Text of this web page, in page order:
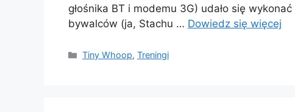
głośnika BT i modemu 3G) udało się
bywalców (ja, Stachu … Dowiedz się więcej
Kategorie
Tiny Whoop,Treningi